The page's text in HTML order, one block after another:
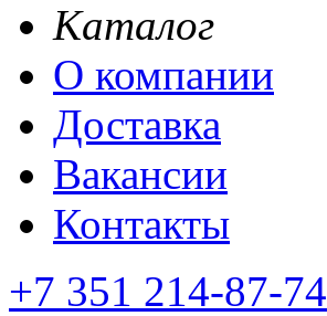
Каталог
О компании
Доставка
Вакансии
Контакты
+7 351 214-87-74